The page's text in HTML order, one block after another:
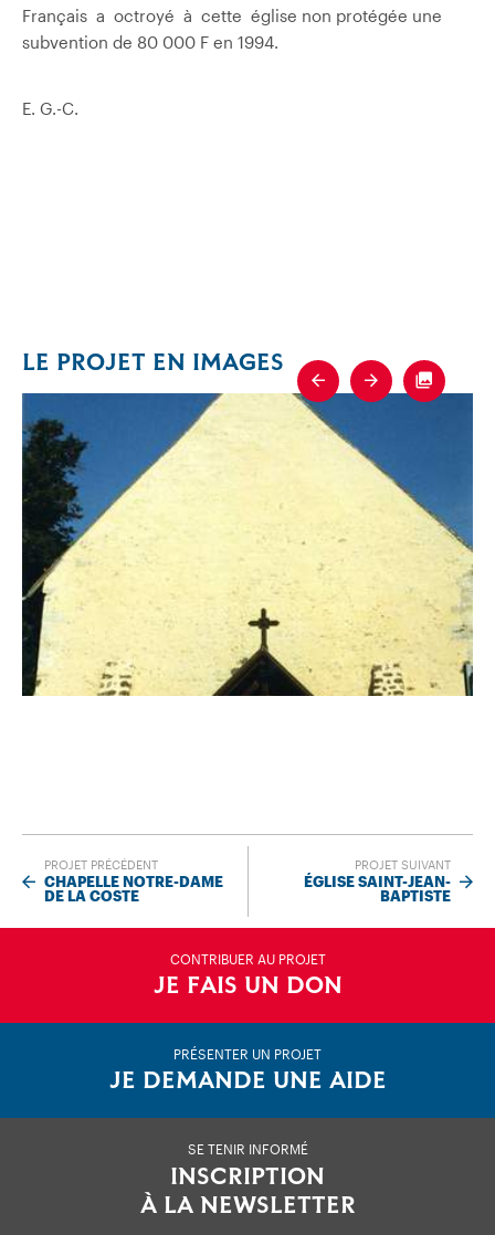
Français a octroyé à cette église non protégée une
subvention de 80 000 F en 1994.
E. G.-C.
LE PROJET EN IMAGES
Previous
Next
PROJET PRÉCÉDENT
CHAPELLE NOTRE-DAME
DE LA COSTE
PROJET SUIVANT
ÉGLISE SAINT-JEAN-
BAPTISTE
CONTRIBUER AU PROJET
JE FAIS UN DON
PRÉSENTER UN PROJET
JE DEMANDE UNE AIDE
SE TENIR INFORMÉ
INSCRIPTION
À LA NEWSLETTER